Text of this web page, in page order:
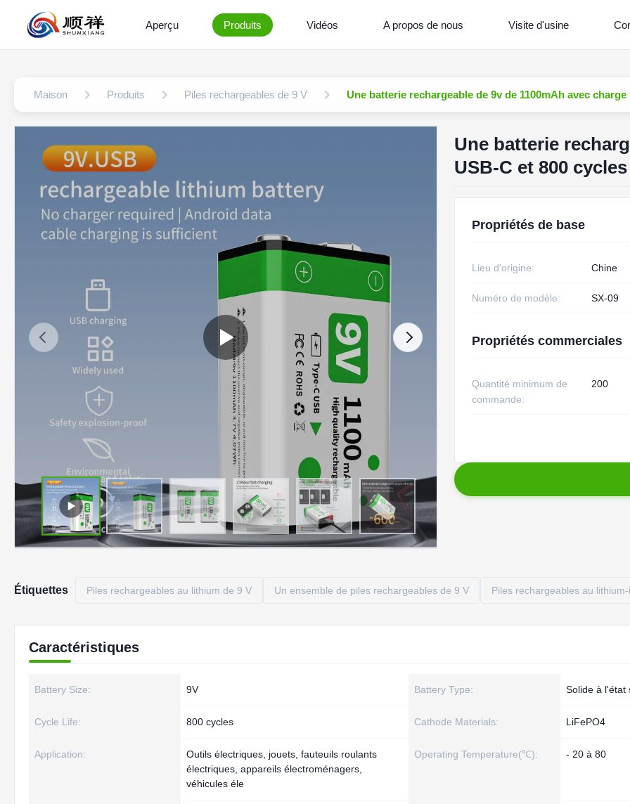
Aperçu Produits Vidéos A propos de nous Visite d'usine
Maison Produits Piles rechargeables de 9 V Une batterie rechargeable de 9v de 1100mAh avec
Une batterie
USB-C et 800
Propriétés de base
Lieu d'origine: Chine
Numéro de modèle: SX-09
Propriétés commerciales
Quantité minimum de
commande:
200
Étiquettes Piles rechargeables au lithium de 9 V Un ensemble de piles rechargeables de 9 V Piles rechargeables au
Caractéristiques
Battery Size: 9V Battery Type: Solide à l'état
Cycle Life: 800 cycles Cathode Materials: LiFePO4
Application:
Outils électriques, jouets, fauteuils roulants
électriques, appareils électroménagers,
véhicules éle
Operating Temperature(℃): - 20 à 80